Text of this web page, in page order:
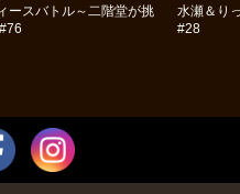
ースバトル～二階堂が挑
水瀬＆り
#28